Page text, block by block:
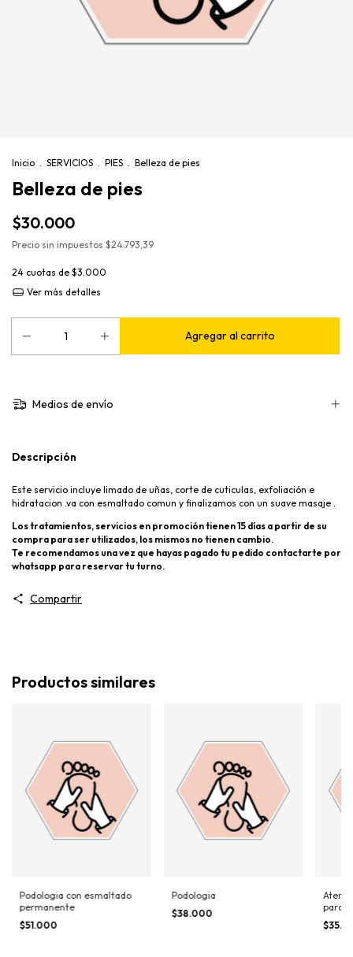
Inicio . SERVICIOS . PIES . Belleza de pies
Belleza de pies
$30.000
Precio sin impuestos $24.793,39
24 cuotas de $3.000
Ver más detalles
Medios de envío
Descripción
Este servicio incluye limado de uñas, corte de cuticulas, exfoliación e
hidratacion .va con esmaltado comun y finalizamos con un suave masaje .
Los tratamientos, servicios en promoción tienen 15 días a partir de su
compra para ser utilizados, los mismos no tienen cambio.
Te recomendamos una vez que hayas pagado tu pedido contactarte por
whatsapp para reservar tu turno.
Compartir
Productos similares
Podologia con esmaltado
permanente
$51.000
Podologia
$38.000
para